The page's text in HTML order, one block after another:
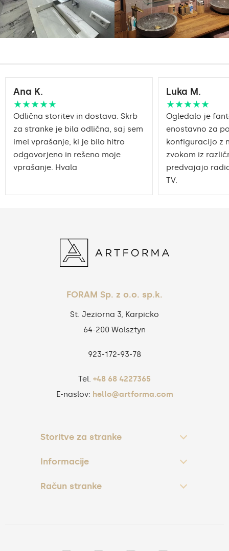
Svetilnost:
Dual Color: 120 / m
RGB osvetlitev: 840
/ m
Ana K.
★★★★★
Odlična storitev in dostava. Skrb
za stranke je bila odlična, saj sem
imel vprašanje, ki je bilo hitro
odgovorjeno in rešeno moje
vprašanje. Hvala
Luka M.
★★★★★
Ogledalo je
enostavno za
konfiguracijo z
zvokom iz
predvajajo
TV.
FORAM Sp. z o.o. sp.k.
St. Jeziorna 3, Karpicko
64-200 Wolsztyn
923‑172‑93‑78
Tel. +48 68 4227365
E-naslov: hello@artforma.com
Storitve za stranke
Informacije
Račun stranke